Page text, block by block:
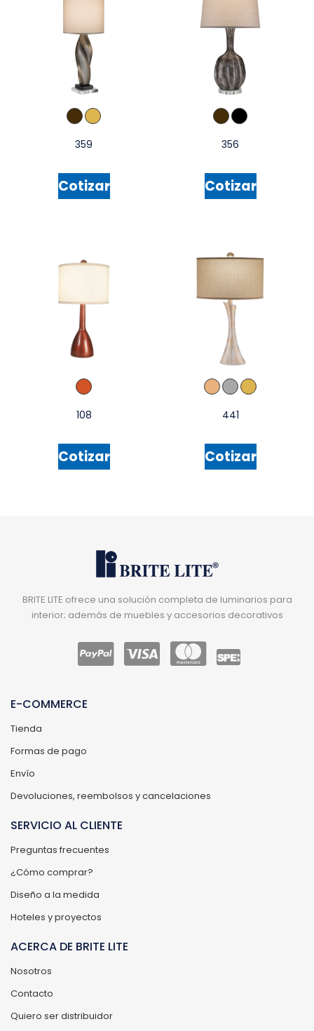
359
Cotizar
356
Cotizar
108
Cotizar
441
Cotizar
BRITE LITE ofrece una solución completa de luminarios para
interior; además de muebles y accesorios decorativos
E-COMMERCE
Tienda
Formas de pago
Envío
Devoluciones, reembolsos y cancelaciones
SERVICIO AL CLIENTE
Preguntas frecuentes
¿Cómo comprar?
Diseño a la medida
Hoteles y proyectos
ACERCA DE BRITE LITE
Nosotros
Contacto
Quiero ser distribuidor